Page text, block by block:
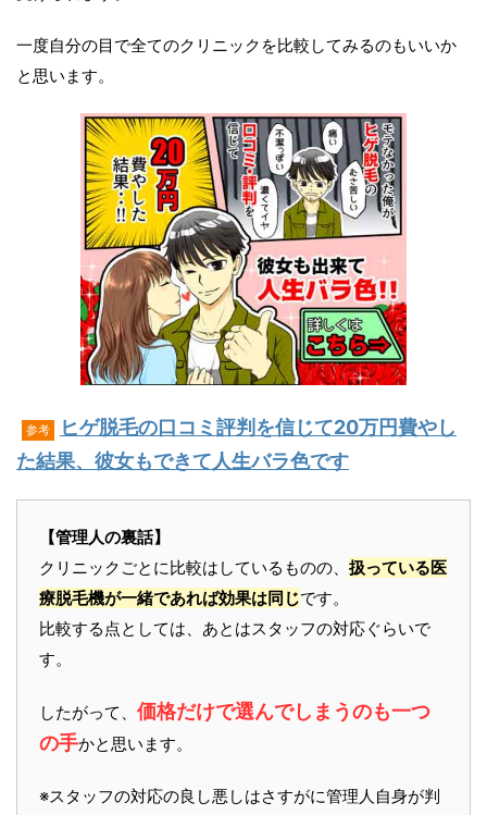
一度自分の目で全てのクリニックを比較してみるのもいいか
と思います。
参考
ヒゲ脱毛の口コミ評判を信じて20万円費やし
た結果、彼女もできて人生バラ色です
【管理人の裏話】
クリニックごとに比較はしているものの、 扱っている医
療脱毛機が一緒であれば効果は同じです。
比較する点としては、あとはスタッフの対応ぐらいで
す。
したがって、 価格だけで選んでしまうのも一つ
の手かと思います。
※スタッフの対応の良し悪しはさすがに管理人自身が判